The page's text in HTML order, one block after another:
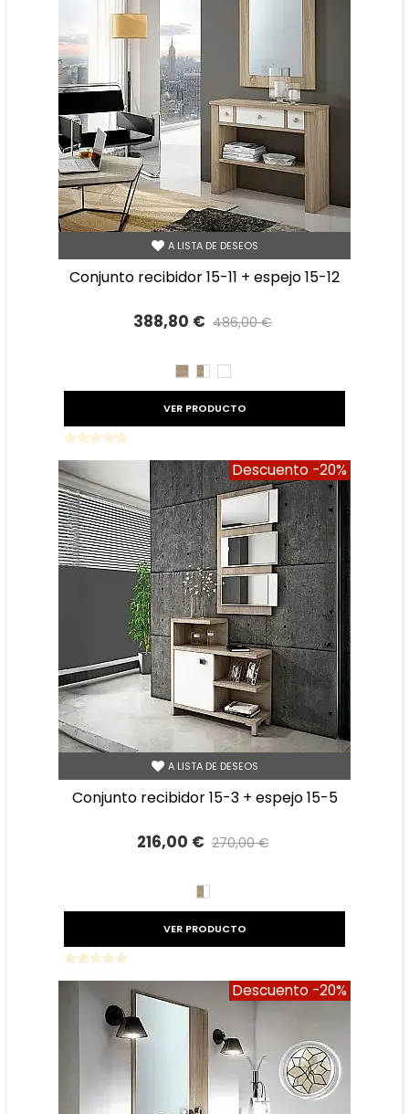
A LISTA DE DESEOS
conjunto recibidor 15-11 + espejo 15-12
388,80 € 486,00 €
CAMBRIAN
CAMBRIAN/BLANCO
BLANCO
VER PRODUCTO
Descuento -20%
A LISTA DE DESEOS
conjunto recibidor 15-3 + espejo 15-5
216,00 € 270,00 €
BLANCO/CAMBRIAN
VER PRODUCTO
Descuento -20%